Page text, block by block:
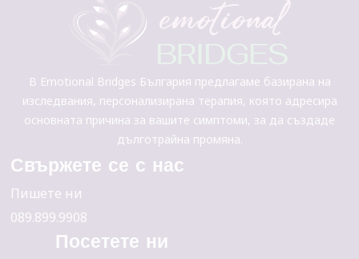
В Emotional Bridges България предлагаме базирана на
изследвания, персонализирана терапия, която адресира
основната причина за вашите симптоми, за да създаде
дълготрайна промяна.
Свържете се с нас
Пишете ни
089.899.9908
Посетете ни